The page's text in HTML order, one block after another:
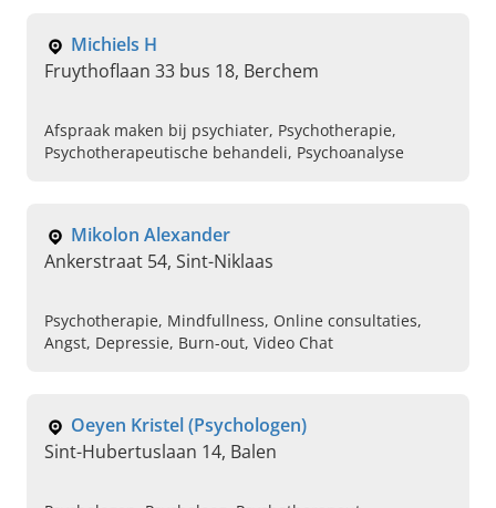
Michiels H
Fruythoflaan 33 bus 18, Berchem
Afspraak maken bij psychiater, Psychotherapie,
Psychotherapeutische behandeli, Psychoanalyse
Mikolon Alexander
Ankerstraat 54, Sint-Niklaas
Psychotherapie, Mindfullness, Online consultaties,
Angst, Depressie, Burn-out, Video Chat
Oeyen Kristel (Psychologen)
Sint-Hubertuslaan 14, Balen